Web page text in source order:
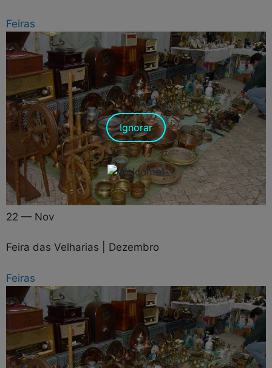
Feiras
22 — Nov
Feira das Velharias | Dezembro
Feiras
Ignorar